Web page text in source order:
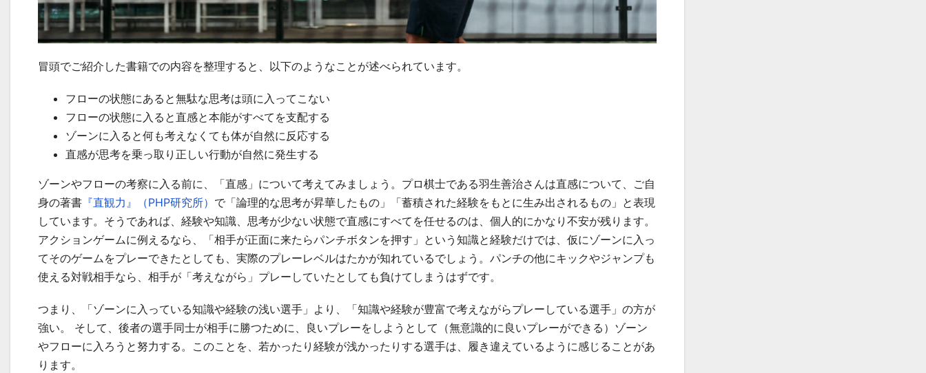
冒頭でご紹介した書籍での内容を整理すると、以下のようなことが述べられています。
フローの状態にあると無駄な思考は頭に入ってこない
フローの状態に入ると直感と本能がすべてを支配する
ゾーンに入ると何も考えなくても体が自然に反応する
直感が思考を乗っ取り正しい行動が自然に発生する
ゾーンやフローの考察に入る前に、「直感」について考えてみましょう。プロ棋士である羽生善治さんは直感について、ご自
身の著書 『直観力』（PHP研究所） で「論理的な思考が昇華したもの」「蓄積された経験をもとに生み出されるもの」と表現
しています。そうであれば、経験や知識、思考が少ない状態で直感にすべてを任せるのは、個人的にかなり不安が残ります。
アクションゲームに例えるなら、「相手が正面に来たらパンチボタンを押す」という知識と経験だけでは、仮にゾーンに入っ
てそのゲームをプレーできたとしても、実際のプレーレベルはたかが知れているでしょう。パンチの他にキックやジャンプも
使える対戦相手なら、相手が「考えながら」プレーしていたとしても負けてしまうはずです。
つまり、「ゾーンに入っている知識や経験の浅い選手」より、「知識や経験が豊富で考えながらプレーしている選手」の方が
強い。 そして、後者の選手同士が相手に勝つために、良いプレーをしようとして（無意識的に良いプレーができる）ゾーン
やフローに入ろうと努力する。このことを、若かったり経験が浅かったりする選手は、履き違えているように感じることがあ
ります。